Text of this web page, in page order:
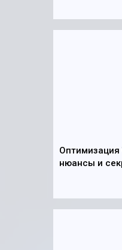
Оптимизация
нюансы и